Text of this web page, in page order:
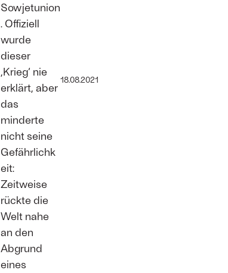
Sowjetunion
. Offiziell
wurde
dieser
,Krieg‘ nie
erklärt, aber
das
minderte
nicht seine
Gefährlichk
eit:
Zeitweise
rückte die
Welt nahe
an den
Abgrund
eines
18.08.2021